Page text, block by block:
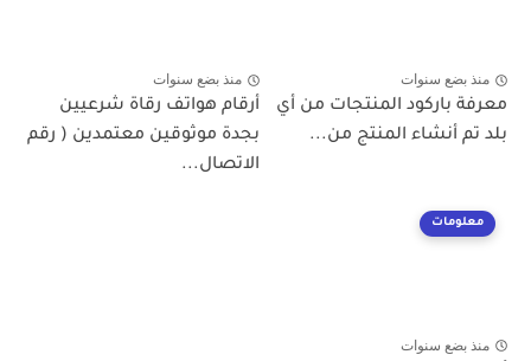
منذ بضع سنوات
معرفة باركود المنتجات من أي
بلد تم أنشاء المنتج من...
منذ بضع سنوات
أرقام هواتف رقاة شرعيين
بجدة موثوقين معتمدين ( رقم
الاتصال...
معلومات
منذ بضع سنوات